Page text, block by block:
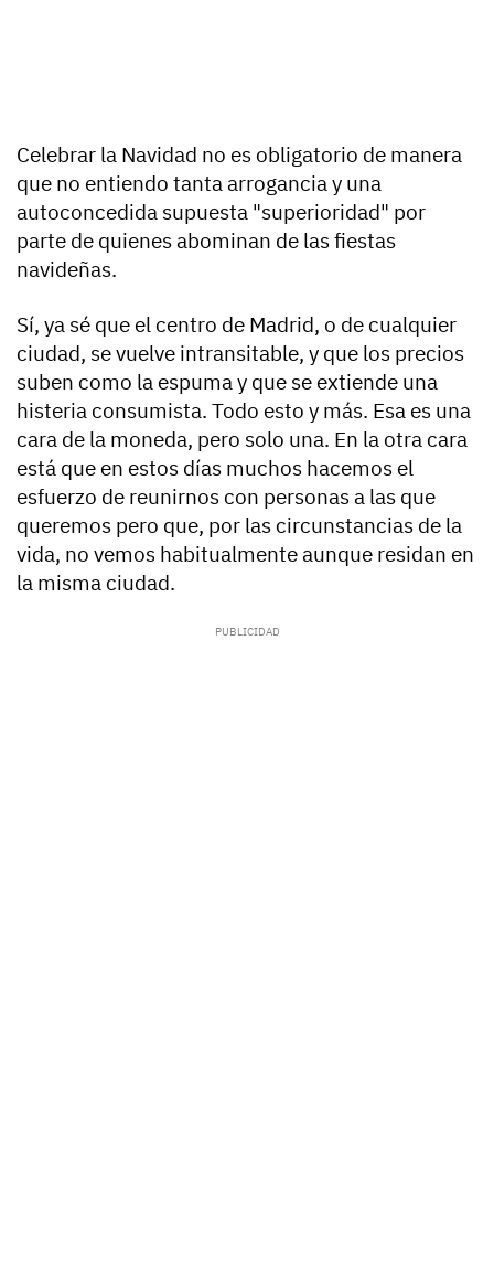
Celebrar la Navidad no es obligatorio de manera
que no entiendo tanta arrogancia y una
autoconcedida supuesta "superioridad" por
parte de quienes abominan de las fiestas
navideñas.
Sí, ya sé que el centro de Madrid, o de cualquier
ciudad, se vuelve intransitable, y que los precios
suben como la espuma y que se extiende una
histeria consumista. Todo esto y más. Esa es una
cara de la moneda, pero solo una. En la otra cara
está que en estos días muchos hacemos el
esfuerzo de reunirnos con personas a las que
queremos pero que, por las circunstancias de la
vida, no vemos habitualmente aunque residan en
la misma ciudad.